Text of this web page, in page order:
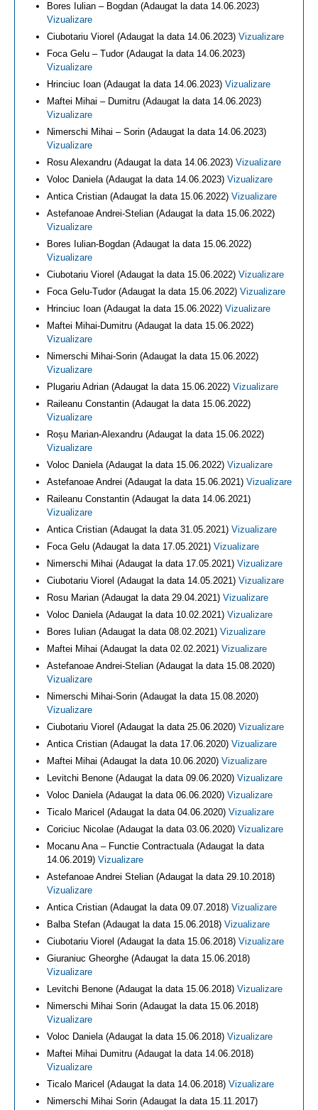
Bores Iulian – Bogdan (Adaugat la data 14.06.2023)
Vizualizare
Ciubotariu Viorel (Adaugat la data 14.06.2023) Vizualizare
Foca Gelu – Tudor (Adaugat la data 14.06.2023)
Vizualizare
Hrinciuc Ioan (Adaugat la data 14.06.2023) Vizualizare
Maftei Mihai – Dumitru (Adaugat la data 14.06.2023)
Vizualizare
Nimerschi Mihai – Sorin (Adaugat la data 14.06.2023)
Vizualizare
Rosu Alexandru (Adaugat la data 14.06.2023) Vizualizare
Voloc Daniela (Adaugat la data 14.06.2023) Vizualizare
Antica Cristian (Adaugat la data 15.06.2022) Vizualizare
Astefanoae Andrei-Stelian (Adaugat la data 15.06.2022)
Vizualizare
Bores Iulian-Bogdan (Adaugat la data 15.06.2022)
Vizualizare
Ciubotariu Viorel (Adaugat la data 15.06.2022) Vizualizare
Foca Gelu-Tudor (Adaugat la data 15.06.2022) Vizualizare
Hrinciuc Ioan (Adaugat la data 15.06.2022) Vizualizare
Maftei Mihai-Dumitru (Adaugat la data 15.06.2022)
Vizualizare
Nimerschi Mihai-Sorin (Adaugat la data 15.06.2022)
Vizualizare
Plugariu Adrian (Adaugat la data 15.06.2022) Vizualizare
Raileanu Constantin (Adaugat la data 15.06.2022)
Vizualizare
Roșu Marian-Alexandru (Adaugat la data 15.06.2022)
Vizualizare
Voloc Daniela (Adaugat la data 15.06.2022) Vizualizare
Astefanoae Andrei (Adaugat la data 15.06.2021) Vizualizare
Raileanu Constantin (Adaugat la data 14.06.2021)
Vizualizare
Antica Cristian (Adaugat la data 31.05.2021) Vizualizare
Foca Gelu (Adaugat la data 17.05.2021) Vizualizare
Nimerschi Mihai (Adaugat la data 17.05.2021) Vizualizare
Ciubotariu Viorel (Adaugat la data 14.05.2021) Vizualizare
Rosu Marian (Adaugat la data 29.04.2021) Vizualizare
Voloc Daniela (Adaugat la data 10.02.2021) Vizualizare
Bores Iulian (Adaugat la data 08.02.2021) Vizualizare
Maftei Mihai (Adaugat la data 02.02.2021) Vizualizare
Astefanoae Andrei-Stelian (Adaugat la data 15.08.2020)
Vizualizare
Nimerschi Mihai-Sorin (Adaugat la data 15.08.2020)
Vizualizare
Ciubotariu Viorel (Adaugat la data 25.06.2020) Vizualizare
Antica Cristian (Adaugat la data 17.06.2020) Vizualizare
Maftei Mihai (Adaugat la data 10.06.2020) Vizualizare
Levitchi Benone (Adaugat la data 09.06.2020) Vizualizare
Voloc Daniela (Adaugat la data 06.06.2020) Vizualizare
Ticalo Maricel (Adaugat la data 04.06.2020) Vizualizare
Coriciuc Nicolae (Adaugat la data 03.06.2020) Vizualizare
Mocanu Ana – Functie Contractuala (Adaugat la data
14.06.2019) Vizualizare
Astefanoae Andrei Stelian (Adaugat la data 29.10.2018)
Vizualizare
Antica Cristian (Adaugat la data 09.07.2018) Vizualizare
Balba Stefan (Adaugat la data 15.06.2018) Vizualizare
Ciubotariu Viorel (Adaugat la data 15.06.2018) Vizualizare
Giuraniuc Gheorghe (Adaugat la data 15.06.2018)
Vizualizare
Levitchi Benone (Adaugat la data 15.06.2018) Vizualizare
Nimerschi Mihai Sorin (Adaugat la data 15.06.2018)
Vizualizare
Voloc Daniela (Adaugat la data 15.06.2018) Vizualizare
Maftei Mihai Dumitru (Adaugat la data 14.06.2018)
Vizualizare
Ticalo Maricel (Adaugat la data 14.06.2018) Vizualizare
Nimerschi Mihai Sorin (Adaugat la data 15.11.2017)